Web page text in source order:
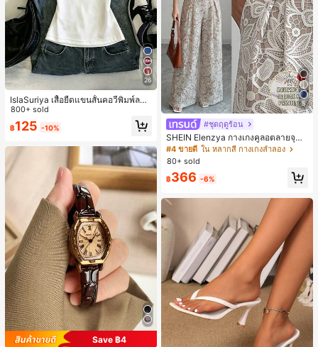
26
IslaSuriya เสื้อยืดแขนสั้นคอวีพิมพ์ลาย
สีตัดกันสำหรับผู้หญิง
800+ sold
฿125 -10%
Save ฿4
5
#ชุดฤดูร้อน
SHEIN Elenzya กางเกงคูลอตลายจุดเ
อวสูงแบบใหม่สำหรับฤดูใบไม้ผลิ/ฤดูร้อ
น, สไตล์หรูหราเหมาะสำหรับใส่ในชีวิต
ประจำวันและทำงาน, ให้ความรู้สึกวินเ
ทจสำหรับฤดูรับปริญญา, เทศกาลดนตร
ี, การแข่งม้าดาร์บี้, วันประกาศอิสรภาพ
#4 ขายดี ใน หลากสี กางเกงลำลอง
80+ sold
฿366 -6%